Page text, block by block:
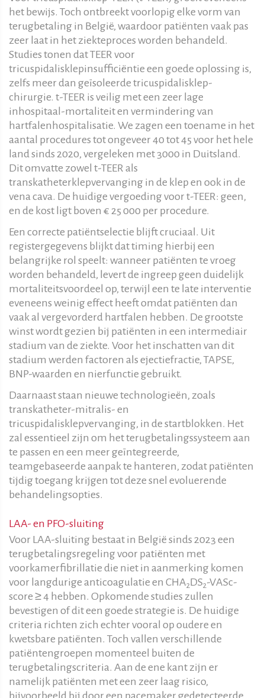
het bewijs. Toch ontbreekt voorlopig elke vorm van
terugbetaling in België, waardoor patiënten vaak pas
zeer laat in het ziekteproces worden behandeld.
Studies tonen dat TEER voor
tricuspidalisklepinsufficiëntie een goede oplossing is,
zelfs meer dan geïsoleerde tricuspidalisklep-
chirurgie. t-TEER is veilig met een zeer lage
inhospitaal-mortaliteit en vermindering van
hartfalenhospitalisatie. We zagen een toename in het
aantal procedures tot ongeveer 40 tot 45 voor het hele
land sinds 2020, vergeleken met 3000 in Duitsland.
Dit omvatte zowel t-TEER als
transkatheterklepvervanging in de klep en ook in de
vena cava. De huidige vergoeding voor t-TEER: geen,
en de kost ligt boven € 25 000 per procedure.
Een correcte patiëntselectie blijft cruciaal. Uit
registergegevens blijkt dat timing hierbij een
belangrijke rol speelt: wanneer patiënten te vroeg
worden behandeld, levert de ingreep geen duidelijk
mortaliteitsvoordeel op, terwijl een te late interventie
eveneens weinig effect heeft omdat patiënten dan
vaak al vergevorderd hartfalen hebben. De grootste
winst wordt gezien bij patiënten in een intermediair
stadium van de ziekte. Voor het inschatten van dit
stadium werden factoren als ejectiefractie, TAPSE,
BNP-waarden en nierfunctie gebruikt.
Daarnaast staan nieuwe technologieën, zoals
transkatheter-mitralis- en
tricuspidalisklepvervanging, in de startblokken. Het
zal essentieel zijn om het terugbetalingssysteem aan
te passen en een meer geïntegreerde,
teamgebaseerde aanpak te hanteren, zodat patiënten
tijdig toegang krijgen tot deze snel evoluerende
behandelingsopties.
LAA- en PFO-sluiting
Voor LAA-sluiting bestaat in België sinds 2023 een
terugbetalingsregeling voor patiënten met
voorkamerfibrillatie die niet in aanmerking komen
voor langdurige anticoagulatie en CHA2DS2-VASc-
score ≥ 4 hebben. Opkomende studies zullen
bevestigen of dit een goede strategie is. De huidige
criteria richten zich echter vooral op oudere en
kwetsbare patiënten. Toch vallen verschillende
patiëntengroepen momenteel buiten de
terugbetalingscriteria. Aan de ene kant zijn er
namelijk patiënten met een zeer laag risico,
bijvoorbeeld bij door een pacemaker gedetecteerde